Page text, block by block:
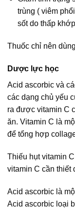
trùng ( viêm
sốt do thấp
Thuốc chỉ nên
Dược lực học
Acid ascorbic và
các dạng chủ yếu
ra được vitamin C
ăn. Vitamin C là
để tổng hợp
Thiếu hụt vitamin
vitamin C cần thiết
Acid ascorbic là
Acid ascorbic loại